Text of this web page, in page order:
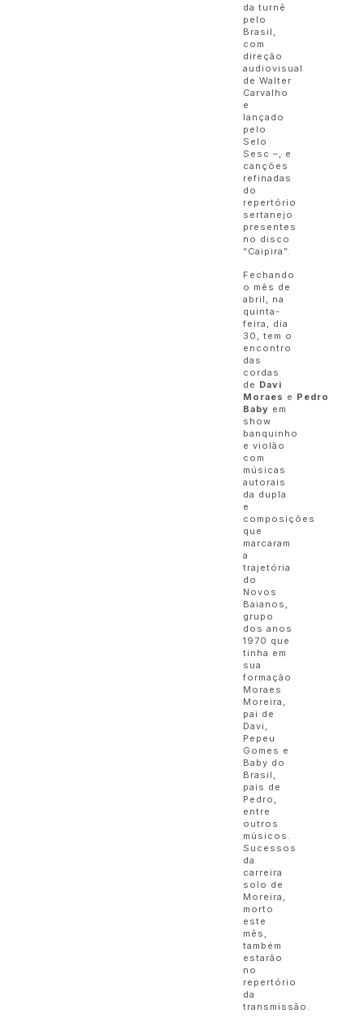
da turnê
pelo
Brasil,
com
direção
audiovisual
de Walter
Carvalho
e
lançado
pelo
Selo
Sesc –, e
canções
refinadas
do
repertório
sertanejo
presentes
no disco
“Caipira”.
Fechando
o mês de
abril, na
quinta-
feira, dia
30, tem o
encontro
das
cordas
de Davi
Moraes e Pedro
Baby em
show
banquinho
e violão
com
músicas
autorais
da dupla
e
composições
que
marcaram
a
trajetória
do
Novos
Baianos,
grupo
dos anos
1970 que
tinha em
sua
formação
Moraes
Moreira,
pai de
Davi,
Pepeu
Gomes e
Baby do
Brasil,
pais de
Pedro,
entre
outros
músicos.
Sucessos
da
carreira
solo de
Moreira,
morto
este
mês,
também
estarão
no
repertório
da
transmissão.